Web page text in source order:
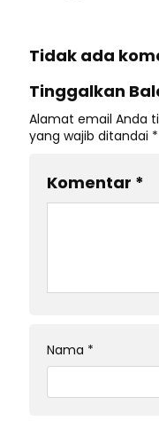
Tidak ada
Tinggalkan
Alamat email Anda
yang wajib ditandai *
Komentar *
Nama *